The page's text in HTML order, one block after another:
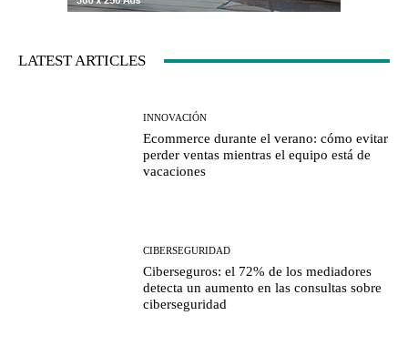
LATEST ARTICLES
INNOVACIÓN
Ecommerce durante el verano: cómo evitar
perder ventas mientras el equipo está de
vacaciones
CIBERSEGURIDAD
Ciberseguros: el 72% de los mediadores
detecta un aumento en las consultas sobre
ciberseguridad